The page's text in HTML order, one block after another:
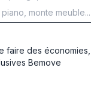
faire des
Bemove